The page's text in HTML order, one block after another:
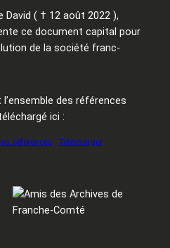
David ( † 12 août 2022 ),
ce document capital pour
de la société franc-
des références
ici :
Télécharger